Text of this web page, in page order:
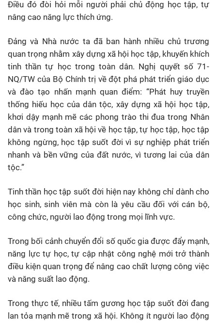
Điều đó đòi hỏi mỗi người phải chủ động học tập, tự
nâng cao năng lực thích ứng.
Đảng và Nhà nước ta đã ban hành nhiều chủ trương
quan trọng nhằm xây dựng xã hội học tập, khuyến khích
tinh thần tự học trong toàn dân. Nghị quyết số 71-
NQ/TW của Bộ Chính trị về đột phá phát triển giáo dục
và đào tạo nhấn mạnh quan điểm: “Phát huy truyền
thống hiếu học của dân tộc, xây dựng xã hội học tập,
khơi dậy mạnh mẽ các phong trào thi đua trong Nhân
dân và trong toàn xã hội về học tập, tự học tập, học tập
không ngừng, học tập suốt đời vì sự nghiệp phát triển
nhanh và bền vững của đất nước, vì tương lai của dân
tộc.”
Tinh thần học tập suốt đời hiện nay không chỉ dành cho
học sinh, sinh viên mà còn là yêu cầu đối với cán bộ,
công chức, người lao động trong mọi lĩnh vực.
Trong bối cảnh chuyển đổi số quốc gia được đẩy mạnh,
năng lực tự học, tự cập nhật công nghệ mới trở thành
điều kiện quan trọng để nâng cao chất lượng công việc
và năng suất lao động.
Trong thực tế, nhiều tấm gương học tập suốt đời đang
lan tỏa mạnh mẽ trong xã hội. Không ít người lao động